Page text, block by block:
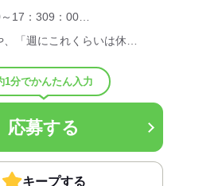
17：309：00…
「週にこれくらいは休…
1分でかんたん入力
応募する
キープする